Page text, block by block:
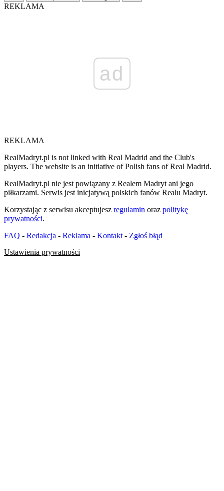
REKLAMA
ad
REKLAMA
RealMadryt.pl is not linked with Real Madrid and the Club's
players. The website is an initiative of Polish fans of Real Madrid.
RealMadryt.pl nie jest powiązany z Realem Madryt ani jego
piłkarzami. Serwis jest inicjatywą polskich fanów Realu Madryt.
Korzystając z serwisu akceptujesz regulamin oraz politykę
prywatności.
FAQ - Redakcja - Reklama - Kontakt - Zgłoś błąd
Ustawienia prywatności